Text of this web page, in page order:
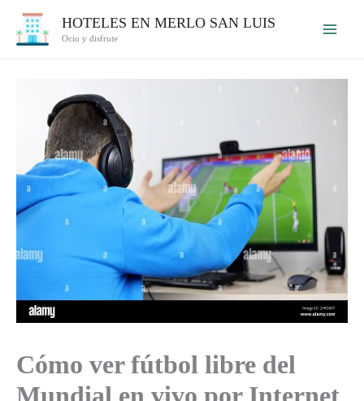
HOTELES EN MERLO SAN LUIS
Ocio y disfrute
Cómo ver fútbol libre del